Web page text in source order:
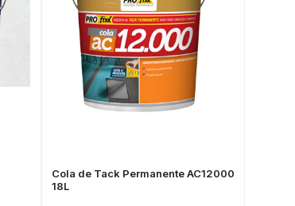
Cola de Tack Permanente AC12000
18L